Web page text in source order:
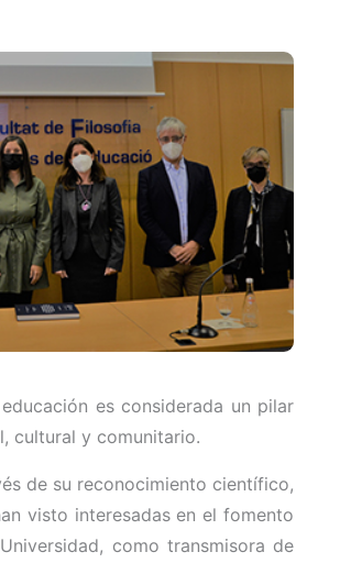
es considerada un pilar
cultural y comunitario.
de su reconocimiento científico,
visto interesadas en el fomento
como transmisora de